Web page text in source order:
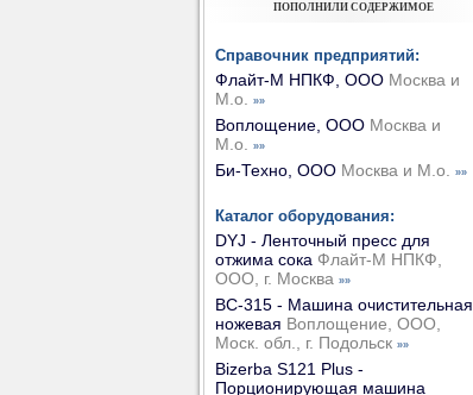
ПОПОЛНИЛИ СОДЕРЖИМОЕ
Справочник предприятий:
Флайт-М НПКФ, ООО Москва и
М.о.
»»
Воплощение, ООО Москва и
М.о.
»»
Би-Техно, ООО Москва и М.о. »»
Каталог оборудования:
DYJ - Ленточный пресс для
отжима сока Флайт-М НПКФ,
ООО, г. Москва »»
ВС-315 - Машина очистительная
ножевая Воплощение, ООО,
Моск. обл., г. Подольск »»
Bizerba S121 Plus -
Порционирующая машина